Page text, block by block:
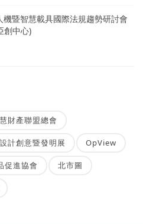
機暨智慧載具國際法規趨勢研討會
創中心)
財產聯盟總會
計創意暨發明展 OpView
促進協會 北市圖